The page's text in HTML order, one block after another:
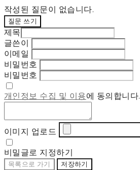
작성된 질문이 없습니다.
질문 쓰기
제목
글쓴이
이메일
비밀번호
비밀번호
개인정보 수집 및 이용에 동의합니다.
이미지 업로드
비밀글로 지정하기
목록으로 가기 저장하기